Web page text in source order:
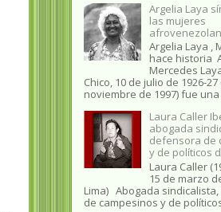
Argelia Laya
las mujeres
Argelia Laya ,
hace historia
Mercedes
Chico, 10 de julio de 1926-27
noviembre de 1997) fue
Laura Caller
abogada
defensora de
y de políticos
Laura Caller
15 de marzo
Lima) Abogada
de campesinos y de